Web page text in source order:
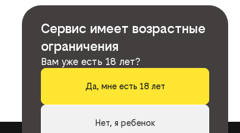
Сервис имеет возрастные
ограничения
Вам уже есть 18 лет?
Да, мне есть 18 лет
Нет, я ребенок